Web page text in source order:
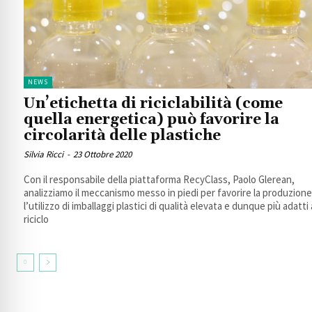
NEWS
Un’etichetta di riciclabilità (come
quella energetica) può favorire la
circolarità delle plastiche
Silvia Ricci - 23 Ottobre 2020
Con il responsabile della piattaforma RecyClass, Paolo Glerean,
analizziamo il meccanismo messo in piedi per favorire la
l’utilizzo di imballaggi plastici di qualità elevata e dunque più adatti
riciclo